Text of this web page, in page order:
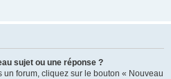
sujet ou une réponse ?
forum, cliquez sur le bouton « Nouveau